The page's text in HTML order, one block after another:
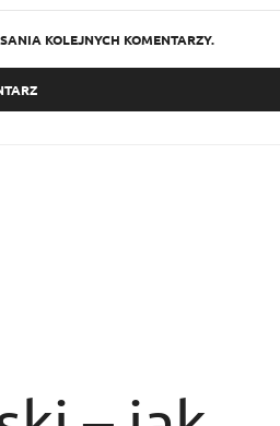
KOLEJNYCH KOMENTARZY.